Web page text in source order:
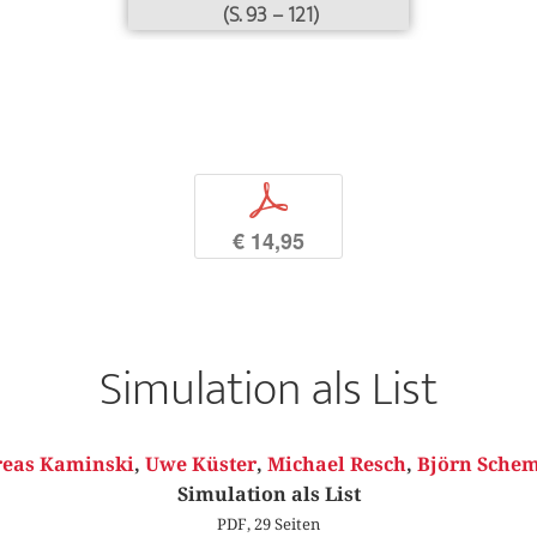
(S. 93 – 121)
p
€ 14,95
Simulation als List
Kaminski, Uwe Küster, Michael Resch, Björn
Simulation als List
PDF, 29 Seiten